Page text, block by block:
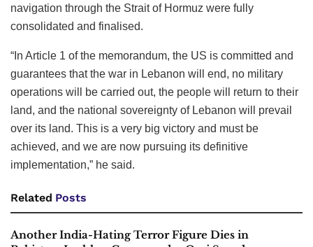
navigation through the Strait of Hormuz were fully
consolidated and finalised.
“In Article 1 of the memorandum, the US is committed and
guarantees that the war in Lebanon will end, no military
operations will be carried out, the people will return to their
land, and the national sovereignty of Lebanon will prevail
over its land. This is a very big victory and must be
achieved, and we are now pursuing its definitive
implementation,” he said.
Related Posts
Another India-Hating Terror Figure Dies in